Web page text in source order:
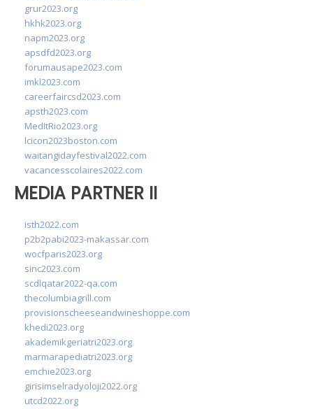
grur2023.org
hkhk2023.org
napm2023.org
apsdfd2023.org
forumausape2023.com
imkl2023.com
careerfaircsd2023.com
apsth2023.com
MedItRio2023.org
lcicon2023boston.com
waitangidayfestival2022.com
vacancesscolaires2022.com
MEDIA PARTNER II
isth2022.com
p2b2pabi2023-makassar.com
wocfparis2023.org
sinc2023.com
scdlqatar2022-qa.com
thecolumbiagrill.com
provisionscheeseandwineshoppe.com
khedi2023.org
akademikgeriatri2023.org
marmarapediatri2023.org
emchie2023.org
girisimselradyoloji2022.org
utcd2022.org